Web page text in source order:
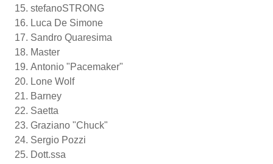
stefanoSTRONG
Luca De Simone
Sandro Quaresima
Master
Antonio "Pacemaker"
Lone Wolf
Barney
Saetta
Graziano "Chuck"
Sergio Pozzi
Dott.ssa